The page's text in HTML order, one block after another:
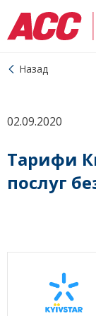
Назад
02.09.2020
Тарифи
послуг